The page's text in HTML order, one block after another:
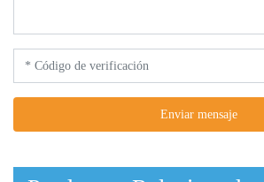
Enviar mensaje